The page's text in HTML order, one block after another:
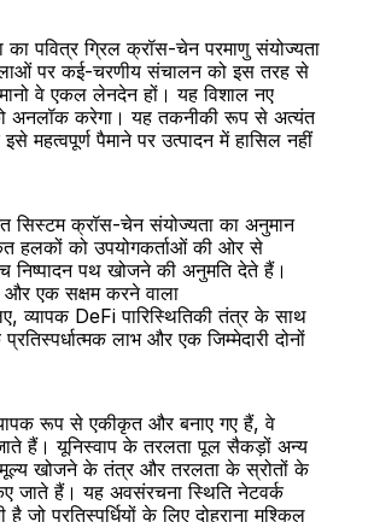
पवित्र ग्रिल क्रॉस-चेन परमाणु संयोज्यता
पर कई-चरणीय संचालन को इस तरह से
मानो वे एकल लेनदेन हों। यह विशाल नए
अनलॉक करेगा। यह तकनीकी रूप से अत्यंत
महत्वपूर्ण पैमाने पर उत्पादन में हासिल नहीं
सिस्टम क्रॉस-चेन संयोज्यता का अनुमान
हलकों को उपयोगकर्ताओं की ओर से
पथ खोजने की अनुमति देते हैं।
एक सक्षम करने वाला
व्यापक DeFi पारिस्थितिकी तंत्र के साथ
लाभ और एक जिम्मेदारी दोनों
रूप से एकीकृत और बनाए गए हैं, वे
हैं। यूनिस्वाप के तरलता पूल सैकड़ों अन्य
मूल्य खोजने के तंत्र और तरलता के स्रोतों के
जाते हैं। यह अवसंरचना स्थिति नेटवर्क
है जो प्रतिस्पर्धियों के लिए दोहराना मुश्किल